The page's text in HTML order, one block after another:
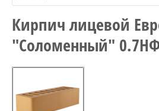
Кирпич лицевой
"Соломенный" 0.7НФ